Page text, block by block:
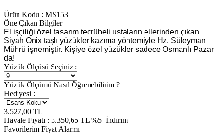
Ürün Kodu : MS153
Öne Çıkan Bilgiler
El işçiliği özel tasarım tecrübeli ustaların ellerinden çıkan
Siyah Onix taşlı yüzükler kazıma yöntemiyle Hz. Süleyman
Mührü işnemiştir. Kişiye özel yüzükler sadece Osmanlı Pazar
da!
Yüzük Ölçüsü Seçiniz :
Yüzük Ölçümü Nasıl Öğrenebilirim ?
Hediyesi :
3.527,00 TL
Havale Fiyatı : 3.350,65 TL %5 İndirim
Favorilerim Fiyat Alarmı